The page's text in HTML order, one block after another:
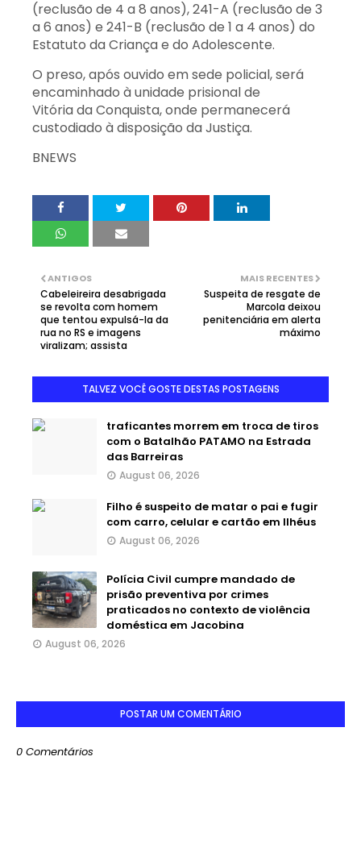
(reclusão de 4 a 8 anos), 241-A (reclusão de 3
a 6 anos) e 241-B (reclusão de 1 a 4 anos) do
Estatuto da Criança e do Adolescente.
O preso, após ouvido em sede policial, será
encaminhado à unidade prisional de
Vitória da Conquista, onde permanecerá
custodiado à disposição da Justiça.
BNEWS
MAIS RECENTES
Suspeita de resgate de
Marcola deixou
penitenciária em alerta
máximo
ANTIGOS
Cabeleireira desabrigada
se revolta com homem
que tentou expulsá-la da
rua no RS e imagens
viralizam; assista
TALVEZ VOCÊ GOSTE DESTAS POSTAGENS
traficantes morrem em troca de tiros
com o Batalhão PATAMO na Estrada
das Barreiras
August 06, 2026
Filho é suspeito de matar o pai e fugir
com carro, celular e cartão em Ilhéus
August 06, 2026
Polícia Civil cumpre mandado de
prisão preventiva por crimes
praticados no contexto de violência
doméstica em Jacobina
August 06, 2026
POSTAR UM COMENTÁRIO
0 Comentários